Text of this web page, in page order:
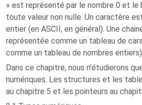
» est représenté par le nombre 0 et le
toute valeur non nulle. Un caractère
entier (en ASCII, en général). Une
représentée comme un tableau de
comme un tableau de nombres
Dans ce chapitre, nous n'étudierons
numériques. Les structures et les
au chapitre 5 et les pointeurs au